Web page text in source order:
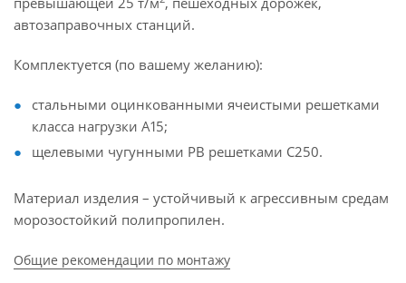
автозаправочных станций.
Комплектуется (по вашему желанию):
стальными оцинкованными ячеистыми решетками
класса нагрузки А15;
щелевыми чугунными РВ решетками С250.
Материал изделия – устойчивый к агрессивным средам
морозостойкий полипропилен.
Общие рекомендации по монтажу